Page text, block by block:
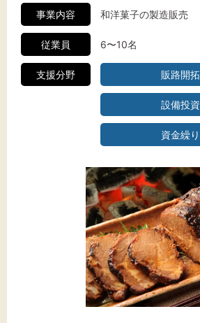
事業内容 和洋菓子の製造販売
従業員 6〜10名
支援分野 販路開拓
設備投資
資金繰り